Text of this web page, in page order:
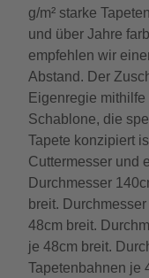
g/m² starke
und über Jahre
empfehlen wir
Abstand. Der
Eigenregie
Schablone, die
Tapete konzipiert
Cuttermesser und
Durchmesser
breit.
48cm breit.
je 48cm breit.
Tapetenbahnen je